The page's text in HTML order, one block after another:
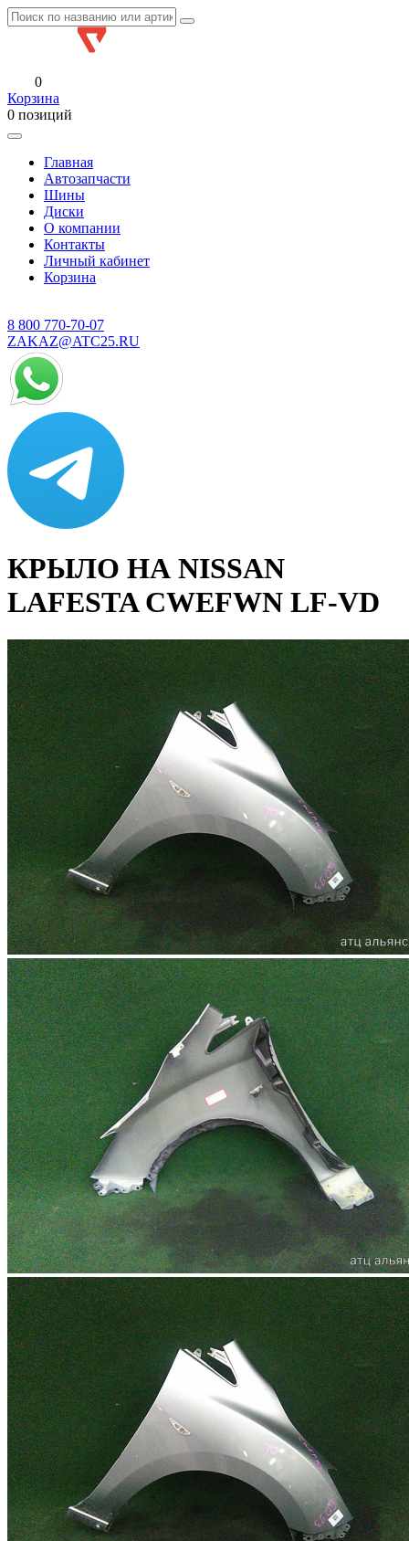
0
Корзина
0 позиций
Главная
Автозапчасти
Шины
Диски
О компании
Контакты
Личный кабинет
Корзина
8 800 770-70-07
ZAKAZ@ATC25.RU
КРЫЛО НА NISSAN
LAFESTA CWEFWN LF-VD